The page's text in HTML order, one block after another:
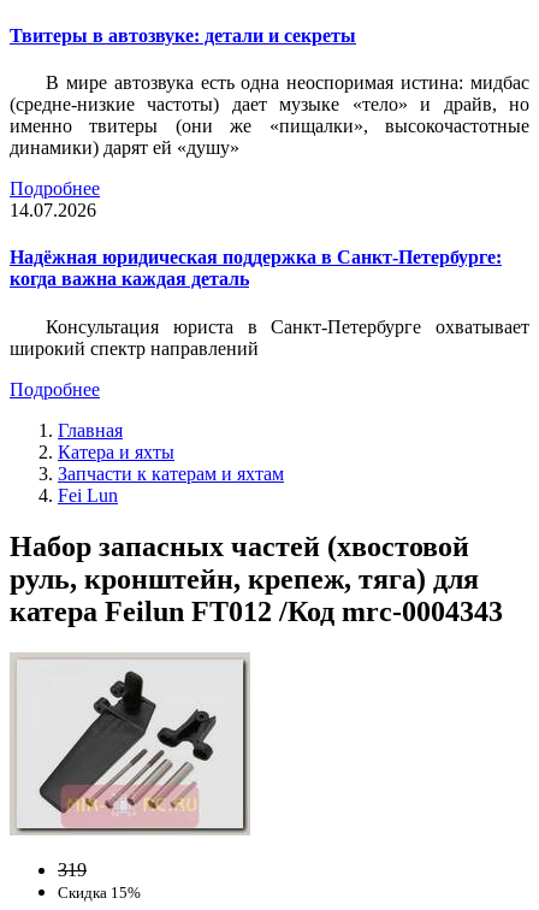
Твитеры в автозвуке: детали и секреты
В мире автозвука есть одна неоспоримая истина: мидбас
(средне-низкие частоты) дает музыке «тело» и драйв, но
именно твитеры (они же «пищалки», высокочастотные
динамики) дарят ей «душу»
Подробнее
14.07.2026
Надёжная юридическая поддержка в Санкт-Петербурге:
когда важна каждая деталь
Консультация юриста в Санкт-Петербурге охватывает
широкий спектр направлений
Подробнее
Главная
Катера и яхты
Запчасти к катерам и яхтам
Fei Lun
Набор запасных частей (хвостовой
руль, кронштейн, крепеж, тяга) для
катера Feilun FT012 /Код mrc-0004343
319
Скидка 15%